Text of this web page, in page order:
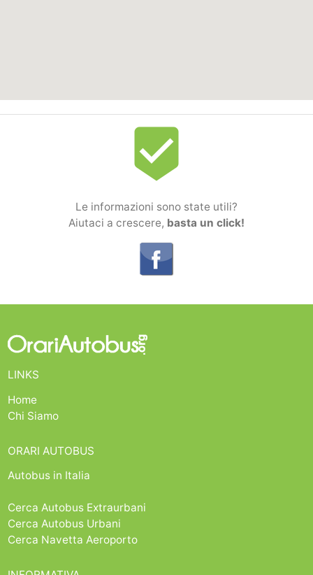
beenhere
Le informazioni sono state utili?
Aiutaci a crescere, basta un click!
LINKS
Home
Chi Siamo
ORARI AUTOBUS
Autobus in Italia
Cerca Autobus Extraurbani
Cerca Autobus Urbani
Cerca Navetta Aeroporto